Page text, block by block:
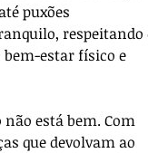
puxões
respeitando
estar físico e
está bem. Com
que devolvam ao